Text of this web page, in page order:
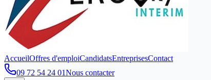
AccueilOffres d'emploiCandidatsEntreprisesContact
09 72 54 24 01Nous contacter